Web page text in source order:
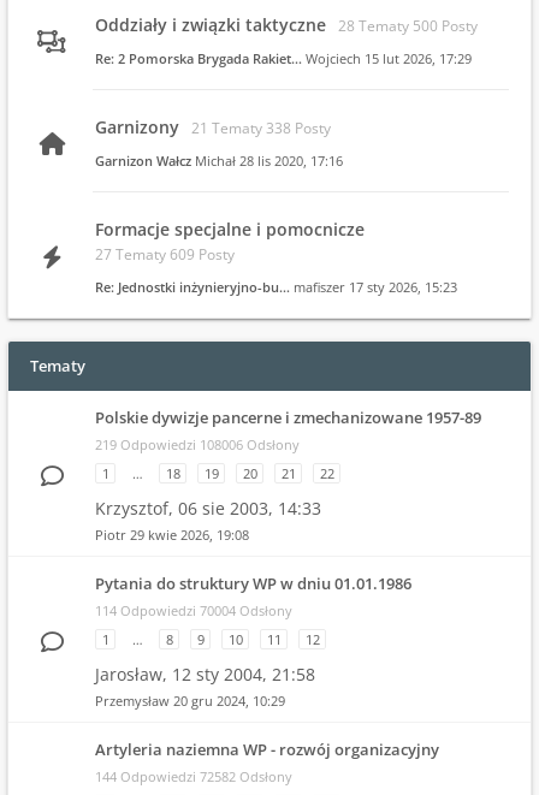
Oddziały i związki taktyczne 28 Tematy 500 Posty
Re: 2 Pomorska Brygada Rakiet… Wojciech 15 lut 2026, 17:29
Garnizony 21 Tematy 338 Posty
Garnizon Wałcz Michał 28 lis 2020, 17:16
Formacje specjalne i pomocnicze
27 Tematy 609 Posty
Re: Jednostki inżynieryjno-bu… mafiszer 17 sty 2026, 15:23
Tematy
Polskie dywizje pancerne i zmechanizowane 1957-89
219 Odpowiedzi 108006 Odsłony
1
… 18 19 20 21 22
Krzysztof, 06 sie 2003, 14:33
Piotr 29 kwie 2026, 19:08
Pytania do struktury WP w dniu 01.01.1986
114 Odpowiedzi 70004 Odsłony
1
… 8 9 10 11 12
Jarosław, 12 sty 2004, 21:58
Przemysław 20 gru 2024, 10:29
Artyleria naziemna WP - rozwój organizacyjny
144 Odpowiedzi 72582 Odsłony